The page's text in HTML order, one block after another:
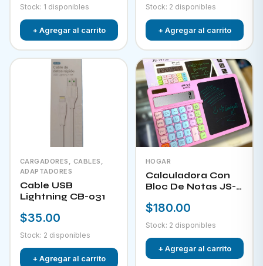
Stock: 1 disponibles
+ Agregar al carrito
Stock: 2 disponibles
+ Agregar al carrito
CARGADORES, CABLES,
ADAPTADORES
Cable USB
Lightning CB-031
$35.00
Stock: 2 disponibles
+ Agregar al carrito
HOGAR
Calculadora Con
Bloc De Notas JS-
$180.00
Stock: 2 disponibles
+ Agregar al carrito